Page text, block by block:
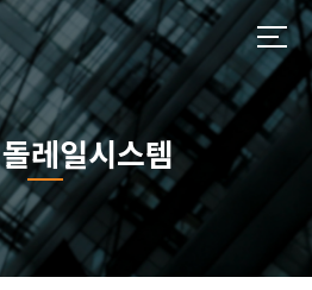
레일시스템